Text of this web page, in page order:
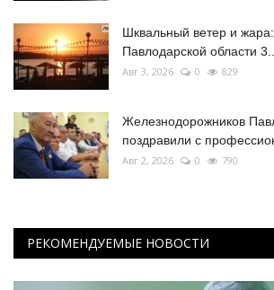
Шквальный ветер и
Павлодарской области 3...
Авг 3, 2026 0 829
Железнодорожников
поздравили с
Авг 2, 2026 0 790
РЕКОМЕНДУЕМЫЕ НОВОСТИ